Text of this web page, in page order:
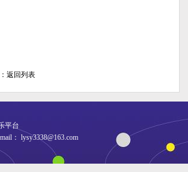
返回列表
平台
： lysy3338@163.com